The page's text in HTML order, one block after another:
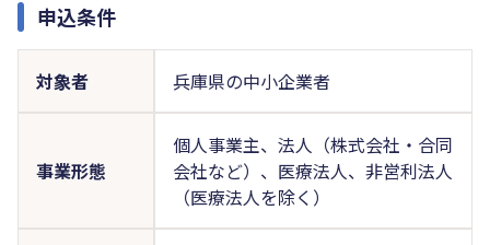
申込条件
対象者 兵庫県の中小企業者
事業形態
個人事業主、法人（株式会社・合同
会社など）、医療法人、非営利法人
（医療法人を除く）